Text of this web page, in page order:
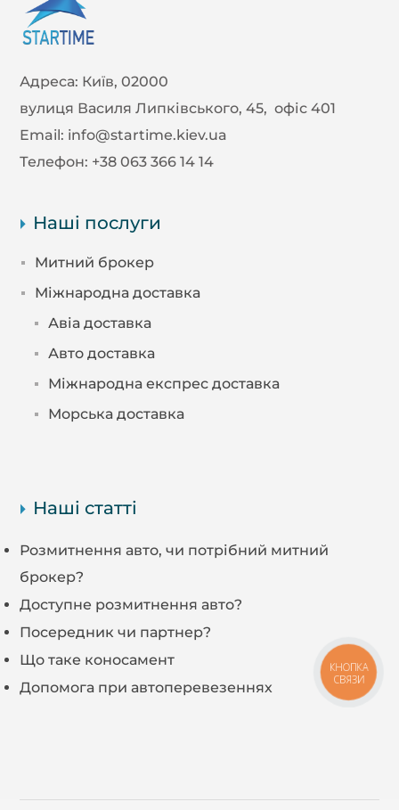
Адреса: Київ, 02000
вулиця Василя Липківського, 45, офіс 401
Email: info@startime.kiev.ua
Телефон: +38 063 366 14 14
Наші послуги
Митний брокер
Міжнародна доставка
Авіа доставка
Авто доставка
Міжнародна експрес доставка
Морська доставка
Наші статті
Розмитнення авто, чи потрібний митний
брокер?
Доступне розмитнення авто?
Посередник чи партнер?
Що таке коносамент
Допомога при автоперевезеннях
КНОПКА
СВЯЗИ